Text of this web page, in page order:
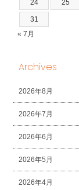
24 25
31
« 7月
Archives
2026年8月
2026年7月
2026年6月
2026年5月
2026年4月